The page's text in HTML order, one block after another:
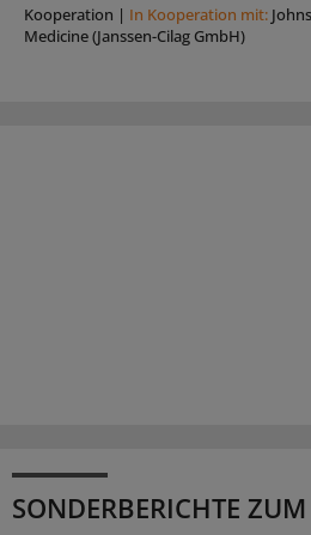
Kooperation | In Kooperation mit:
Medicine (Janssen-Cilag GmbH)
SONDERBERICHTE